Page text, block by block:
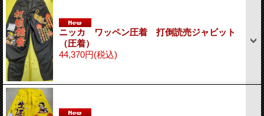
ニッカ ワッペン圧着 打倒読売ジャビット
（圧着）
44,370円(税込)